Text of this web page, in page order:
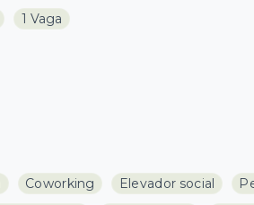
1 Vaga
Coworking Elevador social